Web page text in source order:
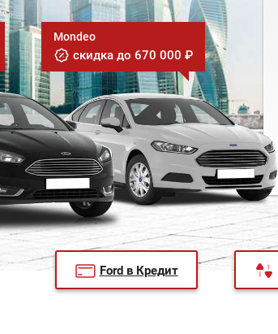
Mondeo
скидка до 670 000 ₽
Ford в Кредит